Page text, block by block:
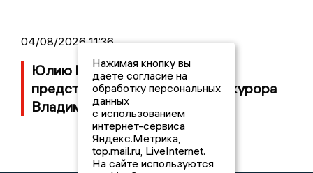
04/08/2026 11:36
Юлию Калистову официально
представили в должности прокурора
Владимирской области
Нажимая кнопку вы
даете согласие на
обработку персональных
данных
с использованием
интернет-сервиса
Яндекс.Метрика,
top.mail.ru, LiveInternet.
На сайте используются